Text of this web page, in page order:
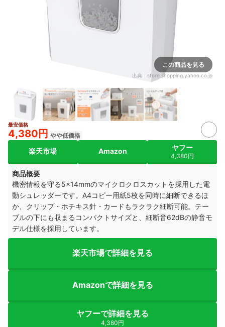
この商品を見る
出典： store.shopping.yahoo.co.jp
最安価格
4,380円 やや低価格
楽天市場 Amazon ヤフー
4,380円
商品概要
機密情報を守る5×14mmのマイクロクロスカットを採用した電
動シュレッダーです。A4コピー用紙5枚を同時に細断できるほ
か、クリップ・ホチキス針・カードもラクラク細断可能。テー
ブルの下にも収まるコンパクトサイズと、細断音62dBの静音モ
デル仕様を採用しています。
楽天市場で詳細を見る
Amazonで詳細を見る
ヤフーで詳細を見る
4,380円